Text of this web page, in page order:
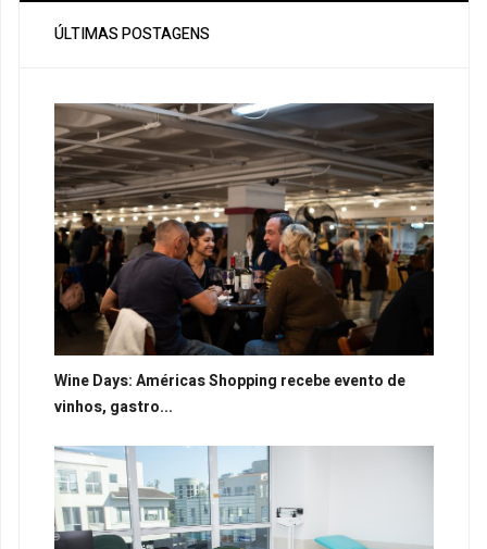
ÚLTIMAS POSTAGENS
Wine Days: Américas Shopping recebe evento de
vinhos, gastro...